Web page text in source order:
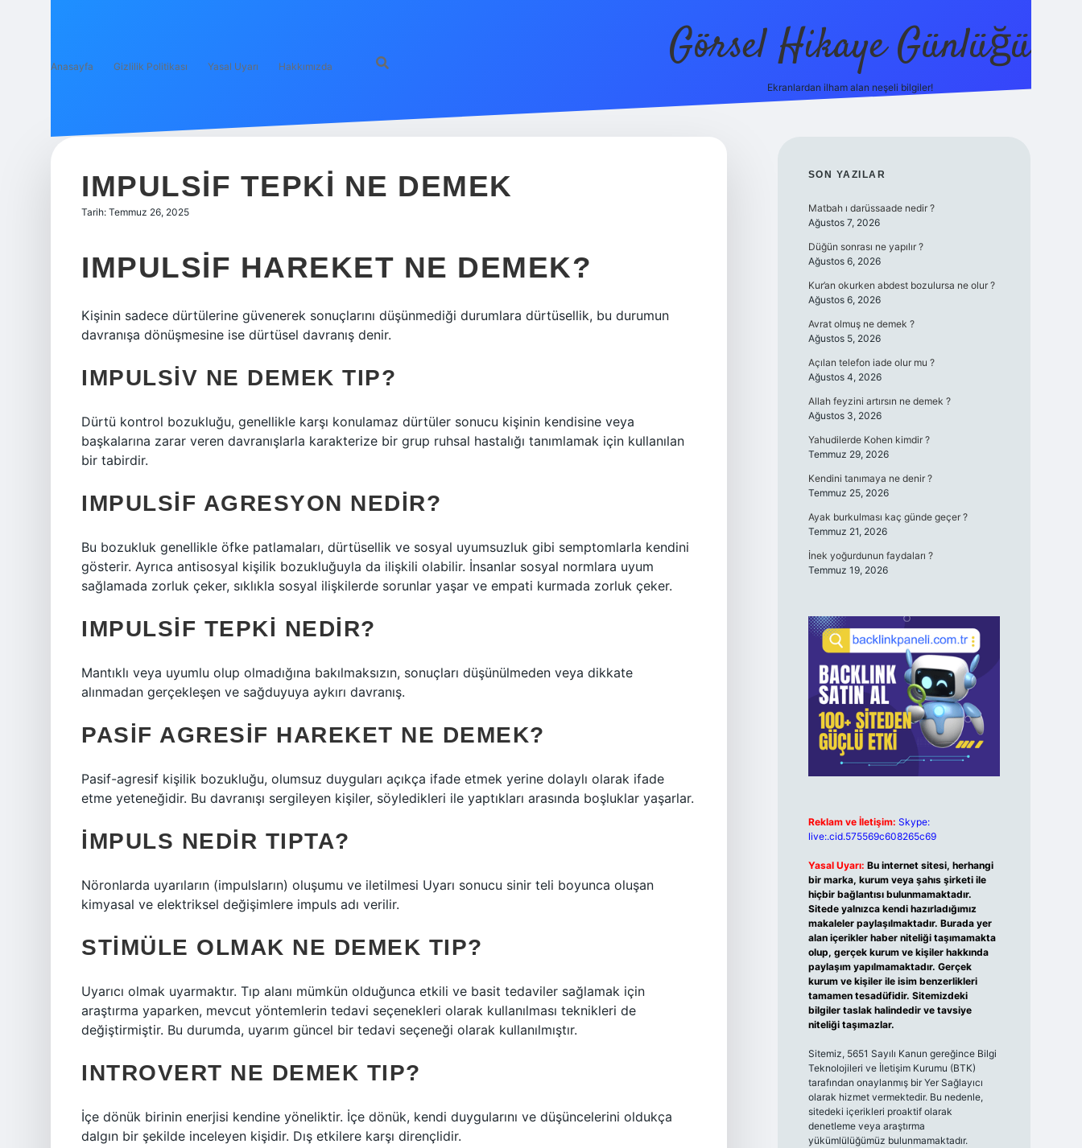
Anasayfa Gizlilik Politikası Yasal Uyarı Hakkımızda Görsel Hikaye Günlüğü
Ekranlardan ilham alan neşeli bilgiler!
IMPULSIF TEPKI NE DEMEK
Tarih: Temmuz 26, 2025
IMPULSIF HAREKET NE DEMEK?
Kişinin sadece dürtülerine güvenerek sonuçlarını düşünmediği durumlara dürtüsellik, bu durumun
davranışa dönüşmesine ise dürtüsel davranış denir.
IMPULSIV NE DEMEK TIP?
Dürtü kontrol bozukluğu, genellikle karşı konulamaz dürtüler sonucu kişinin kendisine veya
başkalarına zarar veren davranışlarla karakterize bir grup ruhsal hastalığı tanımlamak için kullanılan
bir tabirdir.
IMPULSIF AGRESYON NEDIR?
Bu bozukluk genellikle öfke patlamaları, dürtüsellik ve sosyal uyumsuzluk gibi semptomlarla kendini
gösterir. Ayrıca antisosyal kişilik bozukluğuyla da ilişkili olabilir. İnsanlar sosyal normlara uyum
sağlamada zorluk çeker, sıklıkla sosyal ilişkilerde sorunlar yaşar ve empati kurmada zorluk çeker.
IMPULSIF TEPKI NEDIR?
Mantıklı veya uyumlu olup olmadığına bakılmaksızın, sonuçları düşünülmeden veya dikkate
alınmadan gerçekleşen ve sağduyuya aykırı davranış.
PASIF AGRESIF HAREKET NE DEMEK?
Pasif-agresif kişilik bozukluğu, olumsuz duyguları açıkça ifade etmek yerine dolaylı olarak ifade
etme yeteneğidir. Bu davranışı sergileyen kişiler, söyledikleri ile yaptıkları arasında boşluklar yaşarlar.
İMPULS NEDIR TIPTA?
Nöronlarda uyarıların (impulsların) oluşumu ve iletilmesi Uyarı sonucu sinir teli boyunca oluşan
kimyasal ve elektriksel değişimlere impuls adı verilir.
STIMÜLE OLMAK NE DEMEK TIP?
Uyarıcı olmak uyarmaktır. Tıp alanı mümkün olduğunca etkili ve basit tedaviler sağlamak için
araştırma yaparken, mevcut yöntemlerin tedavi seçenekleri olarak kullanılması teknikleri de
değiştirmiştir. Bu durumda, uyarım güncel bir tedavi seçeneği olarak kullanılmıştır.
INTROVERT NE DEMEK TIP?
İçe dönük birinin enerjisi kendine yöneliktir. İçe dönük, kendi duygularını ve düşüncelerini oldukça
dalgın bir şekilde inceleyen kişidir. Dış etkilere karşı dirençlidir.
SIDEBAR
SON YAZILAR
Matbah ı darüssaade nedir ?
Ağustos 7, 2026
Düğün sonrası ne yapılır ?
Ağustos 6, 2026
Kur’an okurken abdest bozulursa ne olur ?
Ağustos 6, 2026
Avrat olmuş ne demek ?
Ağustos 5, 2026
Açılan telefon iade olur mu ?
Ağustos 4, 2026
Allah feyzini artırsın ne demek ?
Ağustos 3, 2026
Yahudilerde Kohen kimdir ?
Temmuz 29, 2026
Kendini tanımaya ne denir ?
Temmuz 25, 2026
Ayak burkulması kaç günde geçer ?
Temmuz 21, 2026
İnek yoğurdunun faydaları ?
Temmuz 19, 2026
Reklam ve İletişim: Skype:
live:.cid.575569c608265c69
Yasal Uyarı: Bu internet sitesi, herhangi
bir marka, kurum veya şahıs şirketi ile
hiçbir bağlantısı bulunmamaktadır.
Sitede yalnızca kendi hazırladığımız
makaleler paylaşılmaktadır. Burada yer
alan içerikler haber niteliği taşımamakta
olup, gerçek kurum ve kişiler hakkında
paylaşım yapılmamaktadır. Gerçek
kurum ve kişiler ile isim benzerlikleri
tamamen tesadüfidir. Sitemizdeki
bilgiler taslak halindedir ve tavsiye
niteliği taşımazlar.
Sitemiz, 5651 Sayılı Kanun gereğince Bilgi
Teknolojileri ve İletişim Kurumu (BTK)
tarafından onaylanmış bir Yer Sağlayıcı
olarak hizmet vermektedir. Bu nedenle,
sitedeki içerikleri proaktif olarak
denetleme veya araştırma
yükümlülüğümüz bulunmamaktadır.